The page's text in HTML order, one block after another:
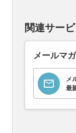
関連サー
メールマ
メ
最